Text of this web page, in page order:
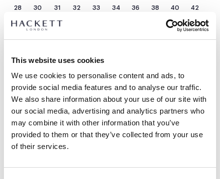
This website uses cookies
We use cookies to personalise content and ads, to
provide social media features and to analyse our traffic.
We also share information about your use of our site with
our social media, advertising and analytics partners who
may combine it with other information that you’ve
provided to them or that they’ve collected from your use
of their services.
28 30 31 32 33 34 36 38 40 42
Seleziona Lunghezza:
CORTO REGOLARE LUNGO
|
L’altezza del modello è di:1.89 m
guida alle taglie
DETTAGLI PRODOTTO
DESCRIZIONE
HM2100097
SPEDIZIONE E RESI
Spedizione e restituzione gratuite
Consegna gratuita Click & Collect in negozio in 1-2 giorni